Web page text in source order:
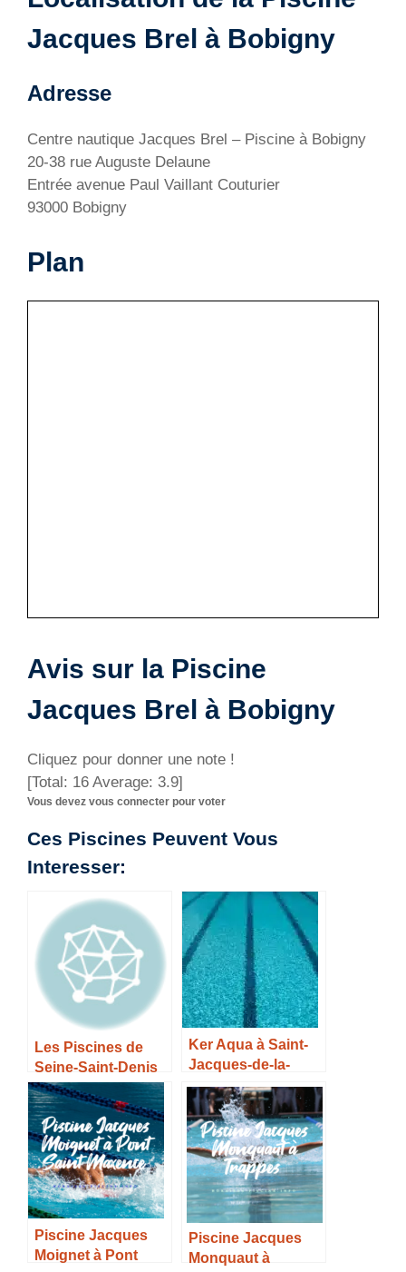
Jacques Brel à Bobigny
Adresse
Centre nautique Jacques Brel – Piscine à Bobigny
20-38 rue Auguste Delaune
Entrée avenue Paul Vaillant Couturier
93000 Bobigny
Plan
Avis sur la Piscine
Jacques Brel à Bobigny
Cliquez pour donner une note !
[Total: 16 Average: 3.9]
Vous devez vous connecter pour voter
Ces Piscines Peuvent Vous
Interesser:
Les Piscines de
Seine-Saint-Denis
Ker Aqua à Saint-
Jacques-de-la-
Lande – Horaires,
Tarifs et Infos –
Piscine Jacques
Moignet à Pont
Piscine Jacques
Monquaut à